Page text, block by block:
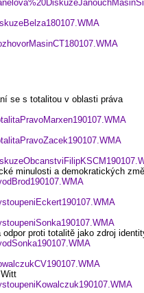
se s totalitou v oblasti práva
minulosti a demokratických
proti totalitě jako zdroj